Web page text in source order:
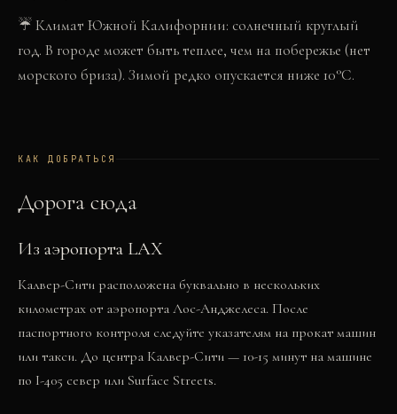
☔Климат Южной Калифорнии: солнечный круглый
год. В городе может быть теплее, чем на побережье (нет
морского бриза). Зимой редко опускается ниже 10°C.
КАК ДОБРАТЬСЯ
Дорога сюда
Из аэропорта LAX
Калвер-Сити расположена буквально в нескольких
километрах от аэропорта Лос-Анджелеса. После
паспортного контроля следуйте указателям на прокат машин
или такси. До центра Калвер-Сити — 10-15 минут на машине
по I-405 север или Surface Streets.